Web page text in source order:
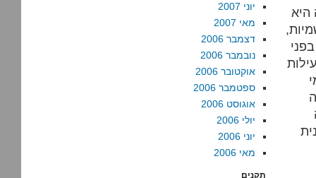
היא
יוני 2007
מאי 2007
דצמבר 2006
נובמבר 2006
אוקטובר 2006
ספטמבר 2006
אוגוסט 2006
יולי 2006
יוני 2006
מאי 2006
תקנים